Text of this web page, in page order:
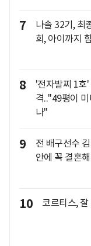
7
나솔 32기,
희, 아이까지
8
'전자발찌 1호'
격.."49평이
나"
9
전 배구선수
안에 꼭 결혼
10 코르티스,